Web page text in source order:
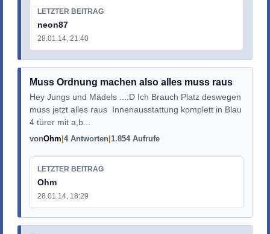
LETZTER BEITRAG
neon87
28.01.14, 21:40
Muss Ordnung machen also alles muss raus
Hey Jungs und Mädels ...:D Ich Brauch Platz deswegen
muss jetzt alles raus Innenausstattung komplett in Blau
4 türer mit a,b...
vonOhm 4 Antworten 1.854 Aufrufe
LETZTER BEITRAG
Ohm
28.01.14, 18:29